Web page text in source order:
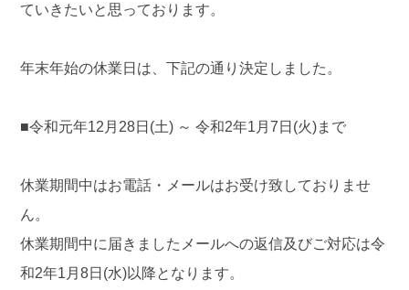
ていきたいと思っております。
年末年始の休業日は、下記の通り決定しました。
■令和元年12月28日(土) ～ 令和2年1月7日(火)まで
休業期間中はお電話・メールはお受け致しておりませ
ん。
休業期間中に届きましたメールへの返信及びご対応は令
和2年1月8日(水)以降となります。